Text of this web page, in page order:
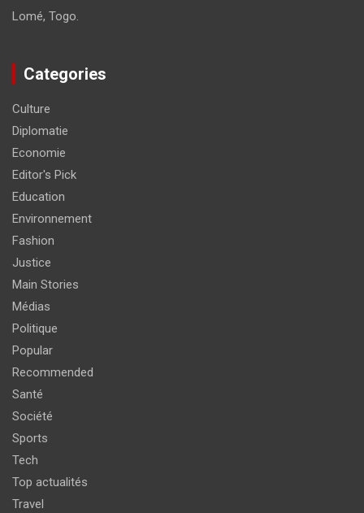
Lomé, Togo.
Categories
Culture
Diplomatie
Economie
Editor's Pick
Education
Environnement
Fashion
Justice
Main Stories
Médias
Politique
Popular
Recommended
Santé
Société
Sports
Tech
Top actualités
Travel